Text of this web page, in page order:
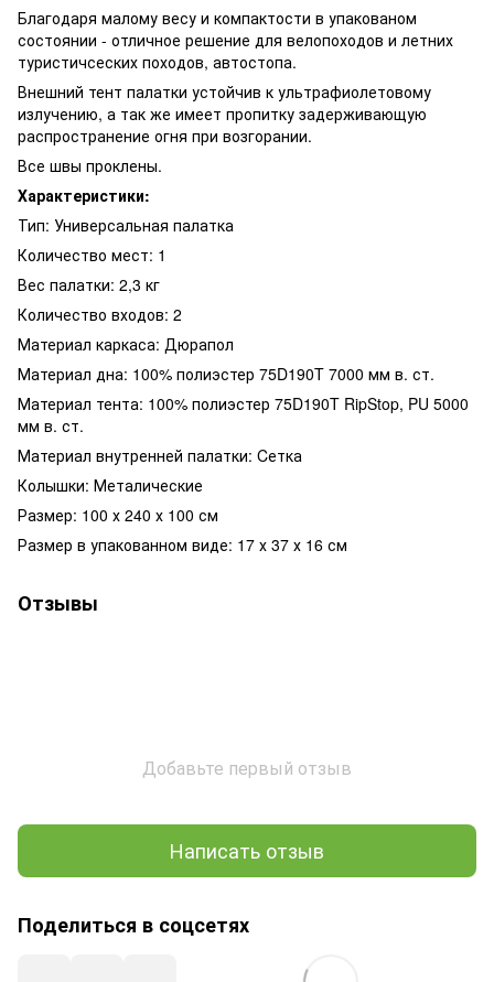
Благодаря малому весу и компактости в упакованом
состоянии - отличное решение для велопоходов и летних
туристичсеских походов, автостопа.
Внешний тент палатки устойчив к ультрафиолетовому
излучению, а так же имеет пропитку задерживающую
распространение огня при возгорании.
Все швы проклены.
Характеристики:
Тип: Универсальная палатка
Количество мест: 1
Вес палатки: 2,3 кг
Количество входов: 2
Материал каркаса: Дюрапол
Материал дна: 100% полиэстер 75D190T 7000 мм в. ст.
Материал тента: 100% полиэстер 75D190T RipStop, PU 5000
мм в. ст.
Материал внутренней палатки: Cетка
Колышки: Металические
Размер: 100 х 240 х 100 см
Размер в упакованном виде: 17 х 37 х 16 см
Отзывы
Добавьте первый отзыв
Написать отзыв
Поделиться в соцсетях